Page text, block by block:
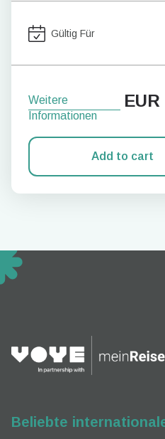
Gültig Für
Weitere
Informationen
EUR
Add to cart
Beliebte